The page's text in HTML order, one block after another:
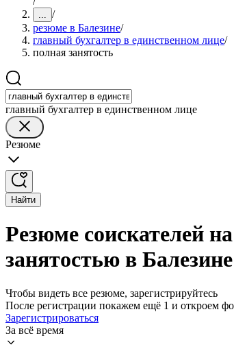
... /
резюме в Балезине/
главный бухгалтер в единственном лице/
полная занятость
главный бухгалтер в единственном лице
Резюме
Найти
Резюме соискателей
занятостью в Балезине
Чтобы видеть все резюме, зарегистрируйтесь
После регистрации покажем ещё 1 и откроем
Зарегистрироваться
За всё время